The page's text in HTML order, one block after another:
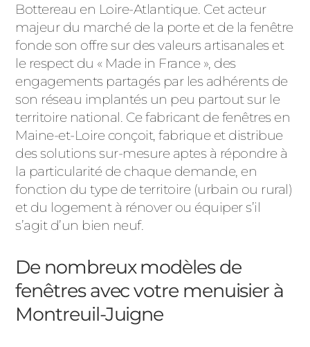
Bottereau en Loire-Atlantique. Cet acteur
majeur du marché de la porte et de la fenêtre
fonde son offre sur des valeurs artisanales et
le respect du « Made in France », des
engagements partagés par les adhérents de
son réseau implantés un peu partout sur le
territoire national. Ce fabricant de fenêtres en
Maine-et-Loire conçoit, fabrique et distribue
des solutions sur-mesure aptes à répondre à
la particularité de chaque demande, en
fonction du type de territoire (urbain ou rural)
et du logement à rénover ou équiper s’il
s’agit d’un bien neuf.
De nombreux modèles de
fenêtres avec votre menuisier à
Montreuil-Juigne